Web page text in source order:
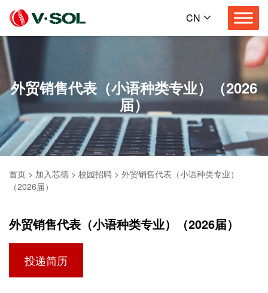
CN
外贸销售代表（小语种类专业）（2026
届）
首页 > 加入芯德 > 校园招聘 > 外贸销售代表（小语种类专业）
（2026届）
外贸销售代表（小语种类专业）（2026届）
投递简历